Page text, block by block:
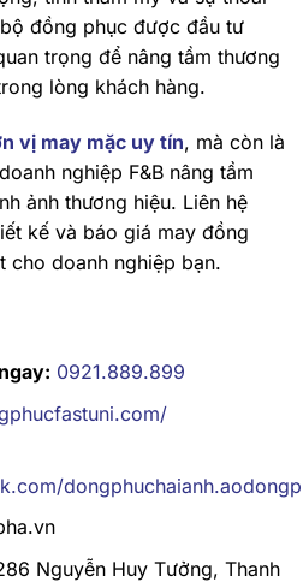
đồng phục được đầu tư
trọng để nâng tầm thương
lòng khách hàng.
vị may mặc uy tín, mà còn là
nghiệp F&B nâng tầm
ảnh thương hiệu. Liên hệ
kế và báo giá may đồng
cho doanh nghiệp bạn.
0921.889.899
Nguyễn Huy Tưởng, Thanh